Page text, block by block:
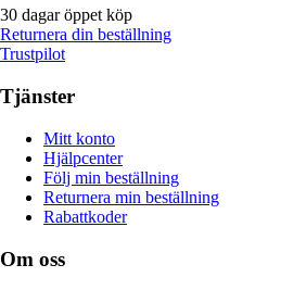
30 dagar öppet köp
Returnera din beställning
Trustpilot
Tjänster
Mitt konto
Hjälpcenter
Följ min beställning
Returnera min beställning
Rabattkoder
Om oss